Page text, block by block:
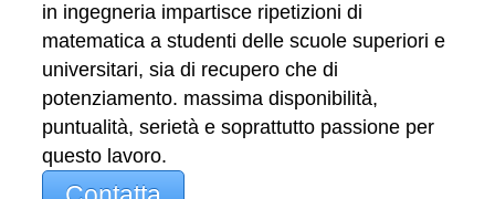
in ingegneria impartisce ripetizioni di
matematica a studenti delle scuole superiori e
universitari, sia di recupero che di
potenziamento. massima disponibilità,
puntualità, serietà e soprattutto passione per
questo lavoro.